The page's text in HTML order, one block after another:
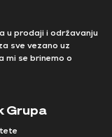
u prodaji i održavanju
sve vezano uz
mi se brinemo o
Grupa